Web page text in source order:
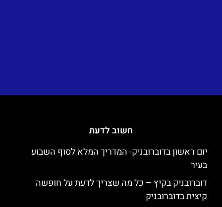
חשוב לדעת
יום ראשון בדוברובניק- המדריך המלא לסוף השבוע
בעיר
דוברובניק בקיץ – כל מה שצריך לדעת על חופשה
קיצית בדוברובניק